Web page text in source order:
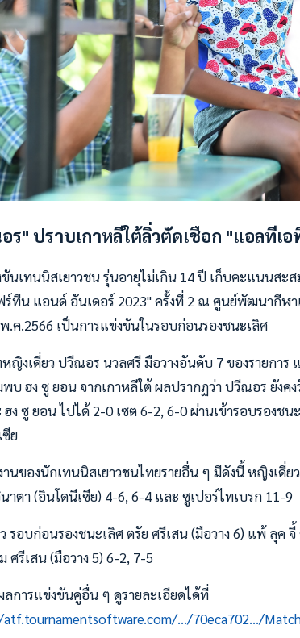
ร" ปราบเกาหลีใต้ลิ่วตัดเชือก "แอลทีเอ
นเทนนิสเยาวชน รุ่นอายุไม่เกิน 14 ปี เก็บคะแนนสะส
ร์ทีน แอนด์ อันเดอร์ 2023" ครั้งที่ 2 ณ ศูนย์พัฒนากีฬ
.ค.2566 เป็นการแข่งขันในรอบก่อนรองชนะเลิศ
ญิงเดี่ยว ปวีณอร นวลศรี มือวางอันดับ 7 ของรายกา
บ ฮง ซู ยอน จากเกาหลีใต้ ผลปรากฏว่า ปวีณอร ยังค
ฮง ซู ยอน ไปได้ 2-0 เซต 6-2, 6-0 ผ่านเข้ารอบรองช
ย
นของนักเทนนิสเยาวชนไทยรายอื่น ๆ มีดังนี้ หญิงเดี่ย
าตา (อินโดนีเซีย) 4-6, 6-4 และ ซูเปอร์ไทเบรก 11-9
รอบก่อนรองชนะเลิศ ตรัย ศรีเสน (มือวาง 6) แพ้ ลุค
ศรีเสน (มือวาง 5) 6-2, 7-5
ลการแข่งขันคู่อื่น ๆ ดูรายละเอียดได้ที่
.../70eca702.../